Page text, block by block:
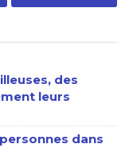
des
leurs
dans